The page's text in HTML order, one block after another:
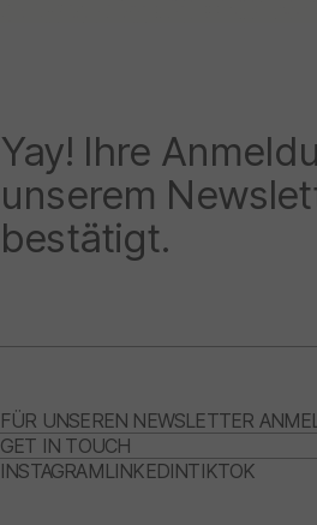
Yay! Ihre
unserem
bestätigt.
FÜR UNSEREN NEWSLETTER
GET IN TOUCH
INSTAGRAMLINKEDINTIKTOK